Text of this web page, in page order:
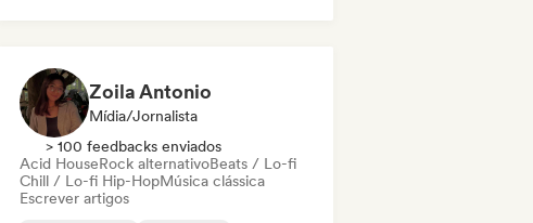
Zoila Antonio
Mídia/Jornalista
> 100 feedbacks enviados
Acid HouseRock alternativoBeats / Lo-fi
Chill / Lo-fi Hip-HopMúsica clássica
Escrever artigos